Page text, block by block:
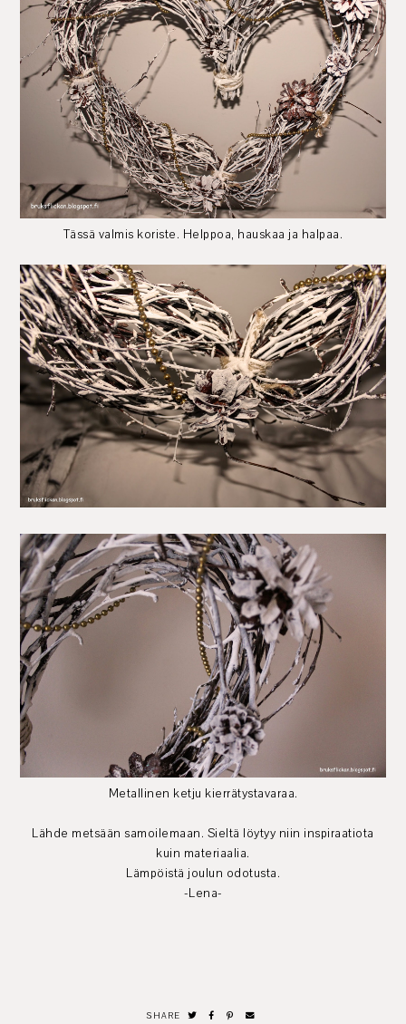
Tässä valmis koriste. Helppoa, hauskaa ja halpaa.
Metallinen ketju kierrätystavaraa.
Lähde metsään samoilemaan. Sieltä löytyy niin inspiraatiota
kuin materiaalia.
Lämpöistä joulun odotusta.
-Lena-
SHARE